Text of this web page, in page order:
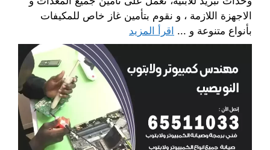
الاجهزة اللازمة ، و نقوم بتأمين غاز خاص للمكيفات
بأنواع متنوعة و ... اقرأ المزيد